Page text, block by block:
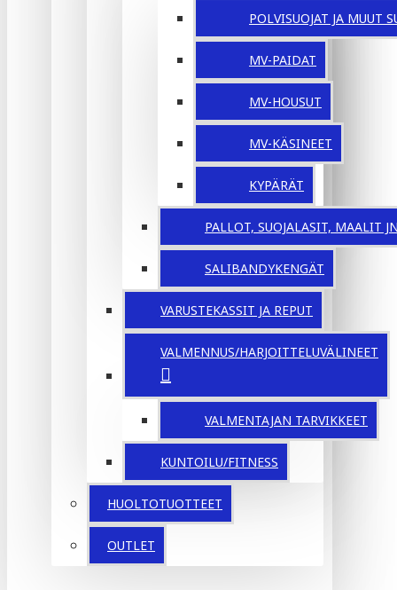
POLVISUOJAT JA MUUT
MV-PAIDAT
MV-HOUSUT
MV-KÄSINEET
KYPÄRÄT
PALLOT, SUOJALASIT, MAALIT
SALIBANDYKENGÄT
VARUSTEKASSIT JA REPUT
VALMENNUS/HARJOITTELUVÄLINEET
VALMENTAJAN TARVIKKEET
KUNTOILU/FITNESS
HUOLTOTUOTTEET
OUTLET